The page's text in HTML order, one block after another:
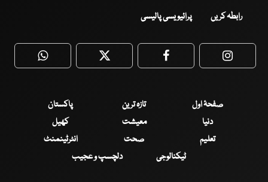
رابطہ کریں پرائیویسی پالیسی
WhatsApp Twitter Facebook
صفحۂ اول تازہ ترین
پاکستان
دنیا
معیشت
کھیل
تعلیم
صحت
انٹرٹینمنٹ
ٹیکنالوجی
دلچسپ و عجیب